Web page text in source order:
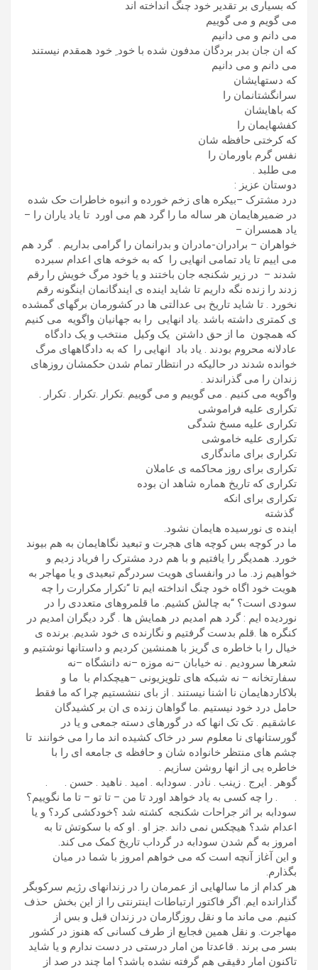
که بسیاری بر تقدیر خود چنگ انداخته اند
می گویم و می گوییم
می دانم و می دانیم
که ان جان بدر بردگان مدفون شده با خود ِ خود همقدم نیستند
می دانم و می دانیم
که دستهایشان
سرانگشتانمان را
که باهایشان
کفشهایمان را
که کرختی حافظه شان
نفس گرم باورمان را
می طلبد .
دوستان عزیز :
درد مشترک –بیکره های زخم خورده و انبوه خاطرات حک شده
در ضمیرهایمان هر ساله ما را گرد هم می اورد تا یاد یاران را –
یاد همسران –
خواهران – برادران-مادران و بدرانمان را گرامی بداریم . گرد هم
می اییم تا یاد تمامی انهایی را که به خوخه های اعدام سبرده
شدند – در زیر شکنجه جان باختند و یا خود مرگ خویش را رقم
زدند را زنده نگه داریم تا شاید اینده ی ایندگانمان اینگونه رقم
نخورد . تا شاید تاریخ بی عدالتی ها در کشورمان برگهای گمشده
ی کمتری داشته باشد .یاد انهایی را به جهانیان واگویه می کنیم
که همچون ما از حق داشتن یک وکیل منتخب و یک دادگاه
عادلانه محروم بودند . یاد باد انهایی را که به دادگاههای مرگ
خوانده شدند در حالیکه در انتظار تمام شدن حکمشان روزهای
زندان را می گذراندند .
واگویه می کنیم . می گوییم و می گوییم .تکرار .تکرار . تکرار .
تکراری علیه فراموشی
تکراری علیه مسخ شدگی
تکراری علیه خاموشی
تکراری برای ماندگاری
تکراری برای روز محاکمه ی عاملان
تکراری که تاریخ هماره شاهد ان بوده
تکراری برای انکه
گذشته
اینده ی نورسیده هایمان نشود.
ما در کوچه بس کوچه های هجرت و تبعید نگاهایمان به هم بیوند
خورد. همدیگر را یافتیم و با هم درد مشترک را فریاد زدیم و
خواهیم زد. ما در وانفسای هویت سردرگم تبعیدی و یا مهاجر به
هویت خود اگاه خود چنگ انداخته ایم تا “تکرار مکرارت را چه
سودی است؟ “به چالش کشیم. ما قلمروهای متعددی را در
نوردیده ایم : گرد هم امدیم در همایش ها . گرد دیگران امدیم در
کنگره ها .قلم بدست گرفتیم و نگارنده ی خود شدیم. برنده ی
خیال را با خاطره ی گریز با همنشین کردیم و داستانها نوشتیم و
شعرها سرودیم . نه خیابان –نه موزه –نه دانشگاه –نه
سفارتخانه – نه شبکه های تلویزیونی –هیچکدام با ما و
بلاکاردهایمان نا اشنا نیستند . از بای ننشستیم چرا که ما فقط
حامل درد خود نیستیم .ما گواهان زنده ی ان بر کشیدگان
عاشقیم . تک تک انها که در گورهای دسته جمعی و یا در
گورستانهای نا معلوم سر در خاک کشیده اند ما را می خوانند تا
چشم های منتظر خانواده شان و حافظه ی جامعه ای را با
خاطره یی از انها روشن سازیم .
گوهر . ایرج . زینب . نادر . سودابه . امید . ناهید . حسن . .
. . را چه کسی به یاد خواهد اورد تا من – تا تو – تا ما نگوییم؟
سودابه بر اثر جراحات شکنجه کشته شد ؟خودکشی کرد؟ و یا
اعدام شد؟ هیچکس نمی داند .جز او . او که با سکوتش تا به
امروز به گم شدن سودابه در گرداب تاریخ کمک می کند.
و این آغاز آنچه است که می خواهم امروز با شما در میان
بگذارم.
هر کدام از ما سالهایی از عمرمان را در زندانهای رژیم سرکوبگر
گذارانده ایم. اگر فاکتور ارتباطات اینترنتی را از این بخش حذف
کنیم. می ماند ما و نقل روزگارمان در زندان قبل و بس از
مهاجرت. و نقل همین فجایع از طرف کسانی که هنوز در کشور
بسر می برند . قاعدتا من امار درستی در دست ندارم و یا شاید
تاکنون امار دقیقی هم گرفته نشده باشد؟ اما چند در صد از